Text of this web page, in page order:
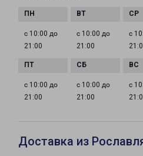
с 10:00 до
21:00
с 10:00 до
21:00
с
с 10:00 до
21:00
с 10:00 до
21:00
с
Доставка из